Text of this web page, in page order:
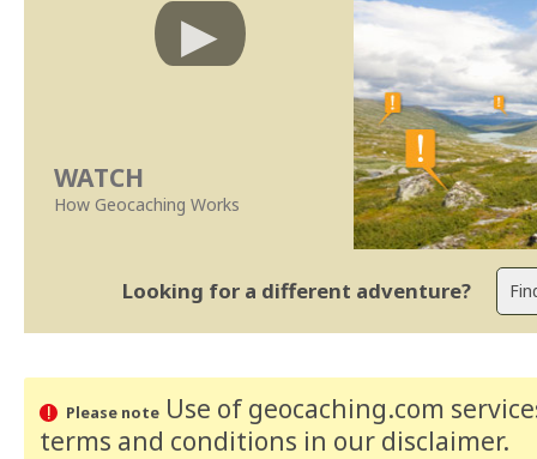
WATCH
How Geocaching Works
Looking for a different adventure?
Please noteUse of geocaching.com
terms and conditions in our disclaimer.